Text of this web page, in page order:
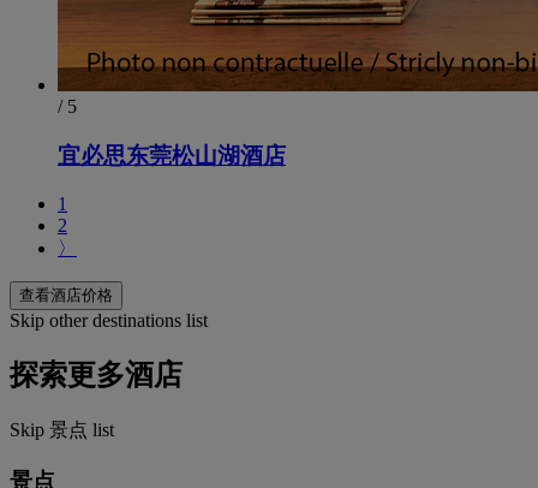
/ 5
宜必思东莞松山湖酒店
1
2
〉
查看酒店价格
Skip other destinations list
探索更多酒店
Skip 景点 list
景点